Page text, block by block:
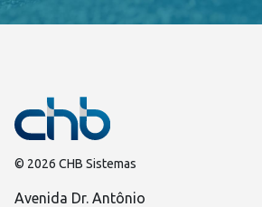
© 2026 CHB Sistemas
Avenida Dr. Antônio